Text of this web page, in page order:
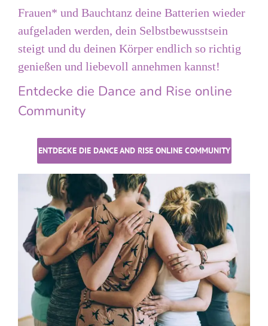
Frauen* und Bauchtanz deine Batterien wieder
aufgeladen werden, dein Selbstbewusstsein
steigt und du deinen Körper endlich so richtig
genießen und liebevoll annehmen kannst!
Entdecke die Dance and Rise online
Community
ENTDECKE DIE DANCE AND RISE ONLINE COMMUNITY